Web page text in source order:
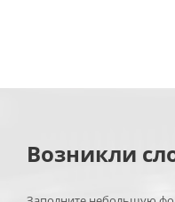
Возникли